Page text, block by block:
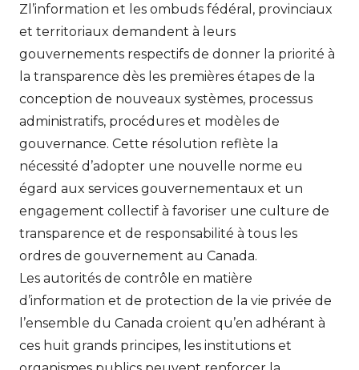
Zl’information et les ombuds fédéral, provinciaux
et territoriaux demandent à leurs
gouvernements respectifs de donner la priorité à
la transparence dès les premières étapes de la
conception de nouveaux systèmes, processus
administratifs, procédures et modèles de
gouvernance. Cette résolution reflète la
nécessité d’adopter une nouvelle norme eu
égard aux services gouvernementaux et un
engagement collectif à favoriser une culture de
transparence et de responsabilité à tous les
ordres de gouvernement au Canada.
Les autorités de contrôle en matière
d’information et de protection de la vie privée de
l’ensemble du Canada croient qu’en adhérant à
ces huit grands principes, les institutions et